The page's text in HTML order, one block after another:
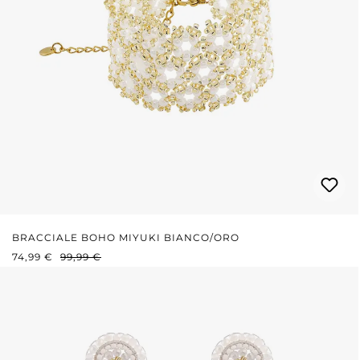
BRACCIALE BOHO MIYUKI BIANCO/ORO
PREZZO DI VENDITA:
74,99 € PREZZO NORMALE:
99,99 €